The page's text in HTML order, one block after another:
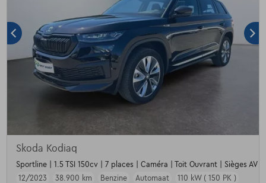
Skoda Kodiaq
Sportline | 1.5 TSI 150cv | 7 places | Caméra | Toit Ouvrant | Sièges AV
12/2023
38.900 km Benzine Automaat 110 kW ( 150 PK )